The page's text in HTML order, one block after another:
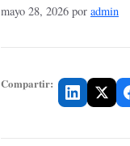
mayo 28, 2026 por admin
Compartir: